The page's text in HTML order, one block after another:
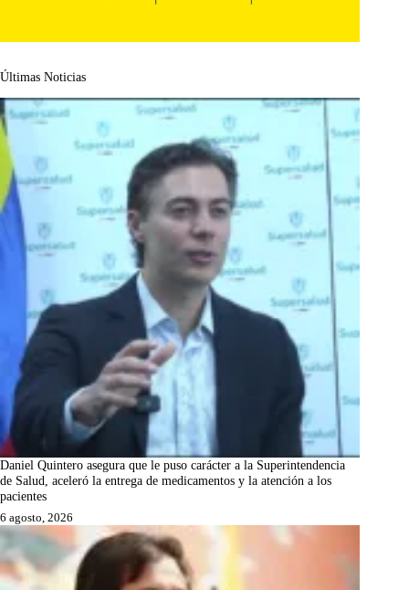
Últimas Noticias
Daniel Quintero asegura que le puso carácter a la Superintendencia
de Salud, aceleró la entrega de medicamentos y la atención a los
pacientes
6 agosto, 2026